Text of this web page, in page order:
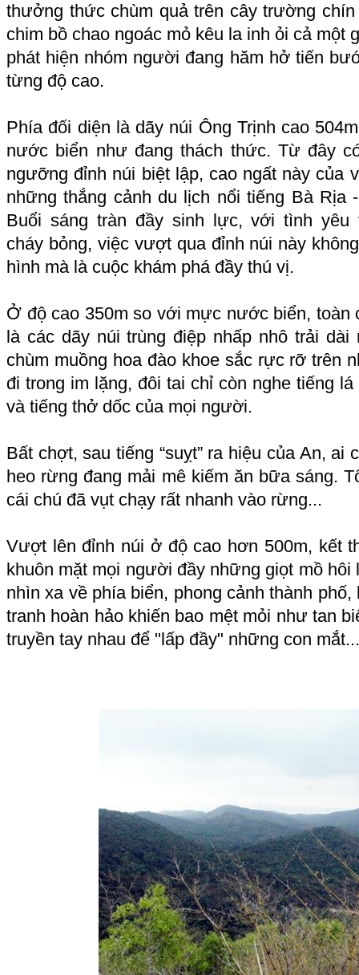
thưởng thức chùm quả trên cây trường
chim bồ chao ngoác mỏ kêu la inh ỏi cả một
phát hiện nhóm người đang hăm hở tiến
từng độ cao.
Phía đối diện là dãy núi Ông Trịnh cao
nước biển như đang thách thức. Từ đây
ngưỡng đỉnh núi biệt lập, cao ngất này của
những thắng cảnh du lịch nổi tiếng Bà Rịa
Buổi sáng tràn đầy sinh lực, với tình yêu
cháy bỏng, việc vượt qua đỉnh núi này
hình mà là cuộc khám phá đầy thú vị.
Ở độ cao 350m so với mực nước biển, toàn
là các dãy núi trùng điệp nhấp nhô trải
chùm muồng hoa đào khoe sắc rực rỡ trên
đi trong im lặng, đôi tai chỉ còn nghe tiếng
và tiếng thở dốc của mọi người.
Bất chợt, sau tiếng “suỵt” ra hiệu của An, ai
heo rừng đang mải mê kiếm ăn bữa sáng.
cái chú đã vụt chạy rất nhanh vào rừng...
Vượt lên đỉnh núi ở độ cao hơn 500m, kết
khuôn mặt mọi người đầy những giọt mồ
nhìn xa về phía biển, phong cảnh thành
tranh hoàn hảo khiến bao mệt mỏi như tan
truyền tay nhau để "lấp đầy" những con mắt...